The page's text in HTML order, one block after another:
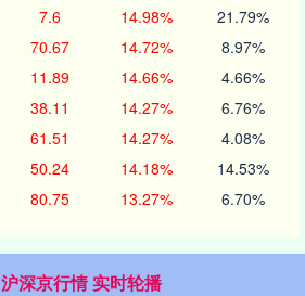
7.6 14.98% 21.79%
70.67 14.72% 8.97%
11.89 14.66% 4.66%
38.11 14.27% 6.76%
61.51 14.27% 4.08%
50.24 14.18% 14.53%
80.75 13.27% 6.70%
沪深京行情 实时轮播